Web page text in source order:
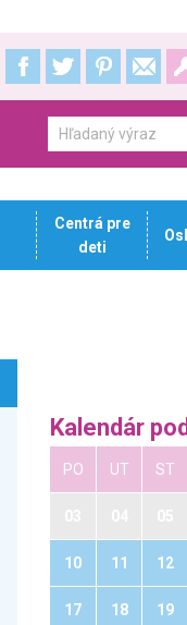
Centrá pre
deti
Kalendár
PO UT ST
10 11 12
17 18 19